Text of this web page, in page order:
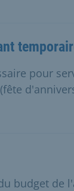
pour
budget de